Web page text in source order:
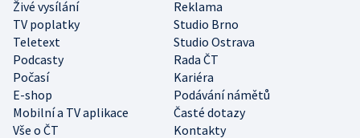
Živé vysílání
Reklama
TV poplatky
Studio Brno
Teletext
Studio Ostrava
Podcasty
Rada ČT
Počasí
Kariéra
E-shop
Podávání námětů
Mobilní a TV aplikace
Časté dotazy
Vše o ČT
Kontakty